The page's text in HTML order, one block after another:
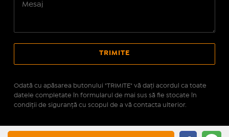
Odată cu apăsarea butonului "TRIMITE" vă daţi acordul ca toate
datele completate în formularul de mai sus să fie stocate în
condiţii de siguranţă cu scopul de a vă contacta ulterior.
IMOPEDIA.ro - Anunțuri